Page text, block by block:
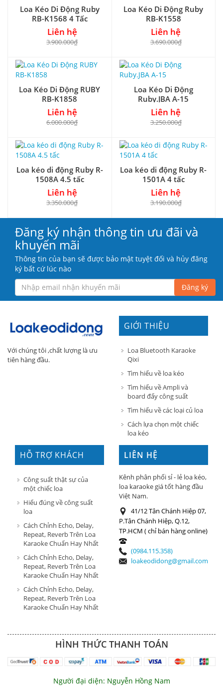
Loa Kéo Di Động Ruby
RB-K1568 4 Tấc
Liên hệ
3.900.000₫
Loa Kéo Di Động Ruby
RB-K1558
Liên hệ
3.690.000₫
Loa Kéo Di Động RUBY
RB-K1858
Liên hệ
6.000.000₫
Loa Kéo Di Động
Ruby.JBA A-15
Liên hệ
3.250.000₫
Loa kéo di động Ruby R-
1508A 4.5 tấc
Liên hệ
3.350.000₫
Loa kéo di động Ruby R-
1501A 4 tấc
Liên hệ
3.190.000₫
Đăng ký nhận thông tin ưu đãi và
khuyến mãi
Thông tin của bạn sẽ được bảo mật tuyệt đối và hủy đăng
ký bất cứ lúc nào
Đăng ký
Với chúng tôi ,chất lượng là ưu
tiên hàng đầu.
GIỚI THIỆU
Loa Bluetooth Karaoke
Qixi
Tìm hiểu về loa kéo
Tìm hiểu về Ampli và
board đẩy công suất
Tìm hiểu về các loại củ loa
Cách lựa chọn một chiếc
loa kéo
HỖ TRỢ KHÁCH
HÀNG
Công suất thật sự của
một chiếc loa
Hiểu đúng về công suất
loa
Cách Chỉnh Echo, Delay,
Repeat, Reverb Trên Loa
Karaoke Chuẩn Hay Nhất
Cách Chỉnh Echo, Delay,
Repeat, Reverb Trên Loa
Karaoke Chuẩn Hay Nhất
Cách Chỉnh Echo, Delay,
Repeat, Reverb Trên Loa
Karaoke Chuẩn Hay Nhất
LIÊN HỆ
Kênh phân phối sỉ - lẻ loa kéo,
loa karaoke giá tốt hàng đầu
Việt Nam.
41/12 Tân Chánh Hiệp 07,
P.Tân Chánh Hiệp, Q.12,
TP.HCM ( chỉ bán hàng online)
(0984.115.358)
loakeodidong@gmail.com
HÌNH THỨC THANH TOÁN
Người đại diện: Nguyễn Hồng Nam